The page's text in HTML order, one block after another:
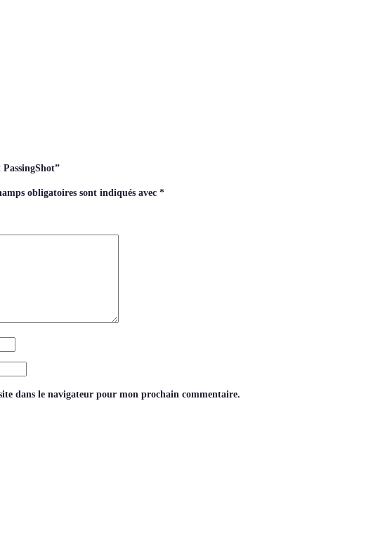
obligatoires sont indiqués avec *
dans le navigateur pour mon prochain commentaire.